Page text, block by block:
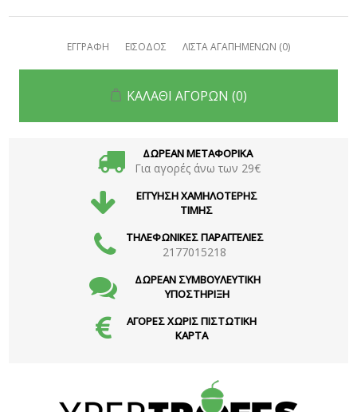
ΕΓΓΡΑΦΗ ΕΙΣΟΔΟΣ ΛΙΣΤΑ ΑΓΑΠΗΜΕΝΩΝ (0)
ΚΑΛΑΘΙ ΑΓΟΡΩΝ (0)
ΔΩΡΕΑΝ ΜΕΤΑΦΟΡΙΚΑ
Για αγορές άνω των 29€
ΕΓΓΥΗΣΗ ΧΑΜΗΛΟΤΕΡΗΣ
ΤΙΜΗΣ
ΤΗΛΕΦΩΝΙΚΕΣ ΠΑΡΑΓΓΕΛΙΕΣ
2177015218
ΔΩΡΕΑΝ ΣΥΜΒΟΥΛΕΥΤΙΚΗ
ΥΠΟΣΤΗΡΙΞΗ
ΑΓΟΡΕΣ ΧΩΡΙΣ ΠΙΣΤΩΤΙΚΗ
ΚΑΡΤΑ